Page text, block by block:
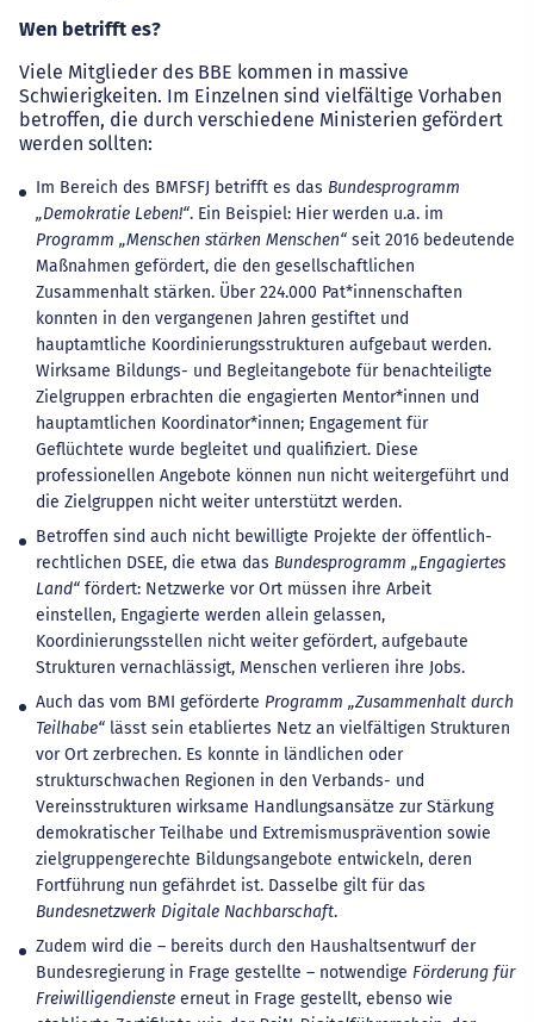
Wen betrifft es?
Viele Mitglieder des BBE kommen in massive
Schwierigkeiten. Im Einzelnen sind vielfältige Vorhaben
betroffen, die durch verschiedene Ministerien gefördert
werden sollten:
Im Bereich des BMFSFJ betrifft es das Bundesprogramm
„Demokratie Leben!“. Ein Beispiel: Hier werden u.a. im
Programm „Menschen stärken Menschen“ seit 2016 bedeutende
Maßnahmen gefördert, die den gesellschaftlichen
Zusammenhalt stärken. Über 224.000 Pat*innenschaften
konnten in den vergangenen Jahren gestiftet und
hauptamtliche Koordinierungsstrukturen aufgebaut werden.
Wirksame Bildungs- und Begleitangebote für benachteiligte
Zielgruppen erbrachten die engagierten Mentor*innen und
hauptamtlichen Koordinator*innen; Engagement für
Geflüchtete wurde begleitet und qualifiziert. Diese
professionellen Angebote können nun nicht weitergeführt und
die Zielgruppen nicht weiter unterstützt werden.
Betroffen sind auch nicht bewilligte Projekte der öffentlich-
rechtlichen DSEE, die etwa das Bundesprogramm „Engagiertes
Land“ fördert: Netzwerke vor Ort müssen ihre Arbeit
einstellen, Engagierte werden allein gelassen,
Koordinierungsstellen nicht weiter gefördert, aufgebaute
Strukturen vernachlässigt, Menschen verlieren ihre Jobs.
Auch das vom BMI geförderte Programm „Zusammenhalt durch
Teilhabe“ lässt sein etabliertes Netz an vielfältigen Strukturen
vor Ort zerbrechen. Es konnte in ländlichen oder
strukturschwachen Regionen in den Verbands- und
Vereinsstrukturen wirksame Handlungsansätze zur Stärkung
demokratischer Teilhabe und Extremismusprävention sowie
zielgruppengerechte Bildungsangebote entwickeln, deren
Fortführung nun gefährdet ist. Dasselbe gilt für das
Bundesnetzwerk Digitale Nachbarschaft.
Zudem wird die – bereits durch den Haushaltsentwurf der
Bundesregierung in Frage gestellte – notwendige Förderung für
Freiwilligendienste erneut in Frage gestellt, ebenso wie